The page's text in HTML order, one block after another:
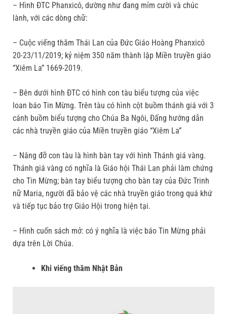
– Hình ĐTC Phanxicô, dường như đang mỉm cười và chúc
lành, với các dòng chữ:
– Cuộc viếng thăm Thái Lan của Đức Giáo Hoàng Phanxicô
20-23/11/2019; kỷ niệm 350 năm thành lập Miền truyền giáo
“Xiêm La” 1669-2019.
– Bên dưới hình ĐTC có hình con tàu biểu tượng của việc
loan báo Tin Mừng. Trên tàu có hình cột buồm thánh giá với 3
cánh buồm biểu tượng cho Chúa Ba Ngôi, Đấng hướng dẫn
các nhà truyền giáo của Miền truyền giáo “Xiêm La”
– Nâng đỡ con tàu là hình bàn tay với hình Thánh giá vàng.
Thánh giá vàng có nghĩa là Giáo hội Thái Lan phải làm chứng
cho Tin Mừng; bàn tay biểu tượng cho bàn tay của Đức Trinh
nữ Maria, người đã bảo vệ các nhà truyền giáo trong quá khứ
và tiếp tục bảo trợ Giáo Hội trong hiện tại.
– Hình cuốn sách mở: có ý nghĩa là việc báo Tin Mừng phải
dựa trên Lời Chúa.
Khi viếng thăm Nhật Bản